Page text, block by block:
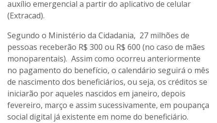
auxílio emergencial a partir do aplicativo de celular
(Extracad).
Segundo o Ministério da Cidadania, 27 milhões de
pessoas receberão R$ 300 ou R$ 600 (no caso de mães
monoparentais). Assim como ocorreu anteriormente
no pagamento do benefício, o calendário seguirá o mês
de nascimento dos beneficiários, ou seja, os créditos se
iniciarão por aqueles nascidos em janeiro, depois
fevereiro, março e assim sucessivamente, em poupança
social digital já existente em nome do beneficiário.